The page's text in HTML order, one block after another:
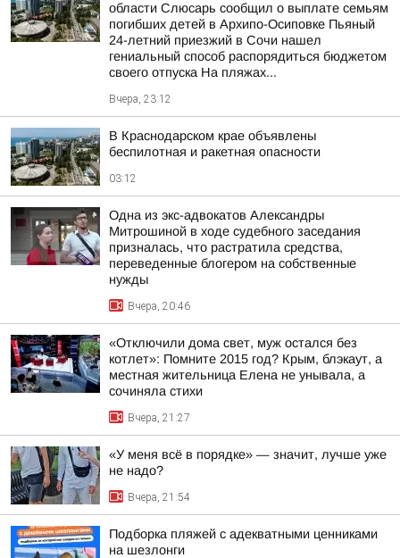
области Слюсарь сообщил о выплате семьям
погибших детей в Архипо-Осиповке Пьяный
24-летний приезжий в Сочи нашел
гениальный способ распорядиться бюджетом
своего отпуска На пляжах...
Вчера, 23:12
В Краснодарском крае объявлены
беспилотная и ракетная опасности
03:12
Одна из экс-адвокатов Александры
Митрошиной в ходе судебного заседания
призналась, что растратила средства,
переведенные блогером на собственные
нужды
Вчера, 20:46
«Отключили дома свет, муж остался без
котлет»: Помните 2015 год? Крым, блэкаут, а
местная жительница Елена не унывала, а
сочиняла стихи
Вчера, 21:27
«У меня всё в порядке» — значит, лучше уже
не надо?
Вчера, 21:54
Подборка пляжей с адекватными ценниками
на шезлонги